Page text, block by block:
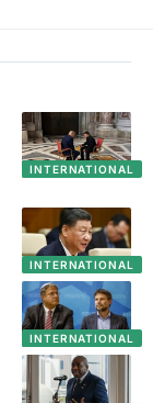
INTERNATIONAL
INTERNATIONAL
INTERNATIONAL